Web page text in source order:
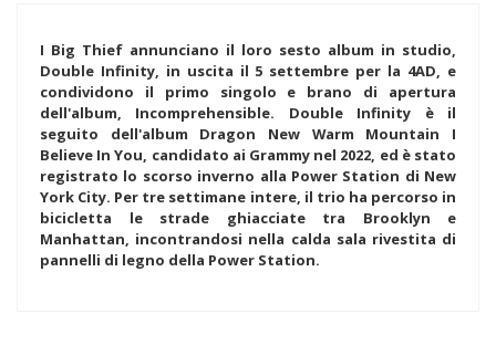
I Big Thief annunciano il loro sesto album in studio,
Double Infinity, in uscita il 5 settembre per la 4AD, e
condividono il primo singolo e brano di apertura
dell'album, Incomprehensible. Double Infinity è il
seguito dell'album Dragon New Warm Mountain I
Believe In You, candidato ai Grammy nel 2022, ed è stato
registrato lo scorso inverno alla Power Station di New
York City. Per tre settimane intere, il trio ha percorso in
bicicletta le strade ghiacciate tra Brooklyn e
Manhattan, incontrandosi nella calda sala rivestita di
pannelli di legno della Power Station.